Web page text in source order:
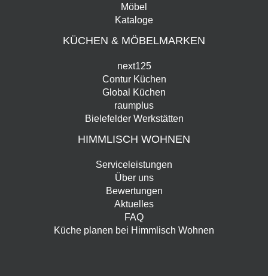
Möbel
Kataloge
KÜCHEN & MÖBELMARKEN
next125
Contur Küchen
Global Küchen
raumplus
Bielefelder Werkstätten
HIMMLISCH WOHNEN
Serviceleistungen
Über uns
Bewertungen
Aktuelles
FAQ
Küche planen bei Himmlisch Wohnen